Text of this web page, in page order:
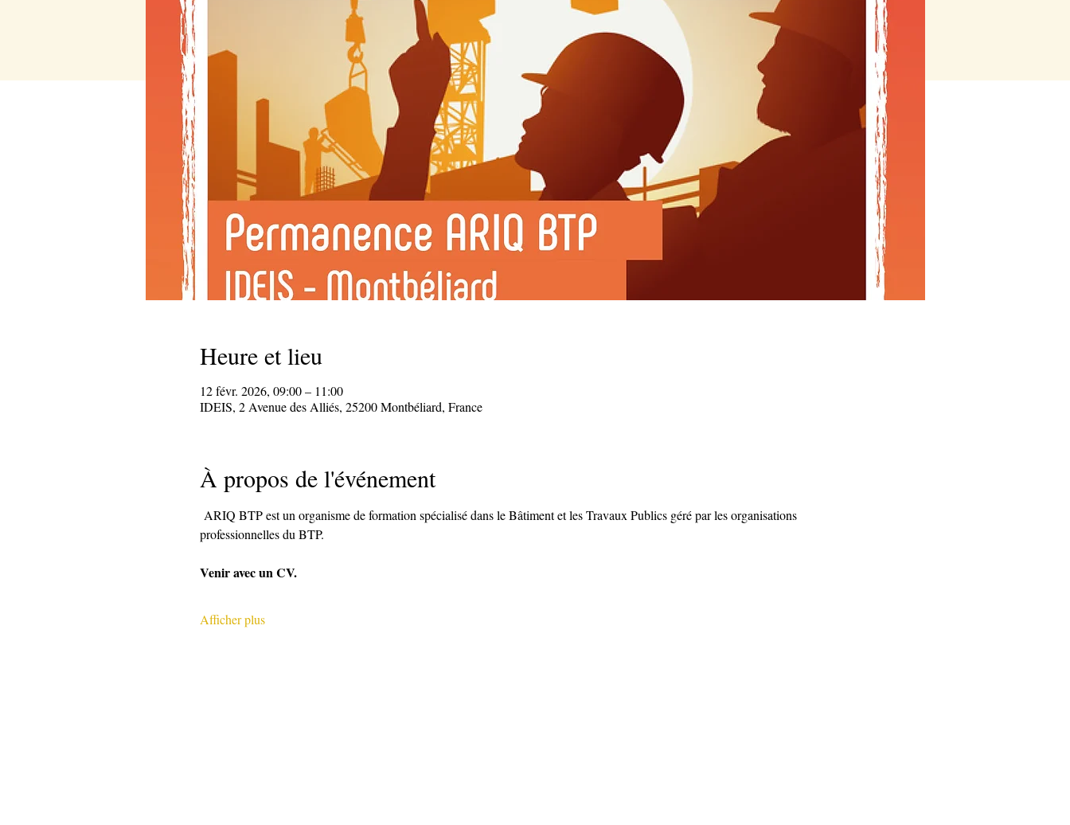
Heure et lieu
12 févr. 2026, 09:00 – 11:00
IDEIS, 2 Avenue des Alliés, 25200 Montbéliard, France
À propos de l'événement
ARIQ BTP est un organisme de formation spécialisé dans le Bâtiment et les Travaux Publics géré par les organisations
professionnelles du BTP.
Venir avec un CV.
Afficher plus